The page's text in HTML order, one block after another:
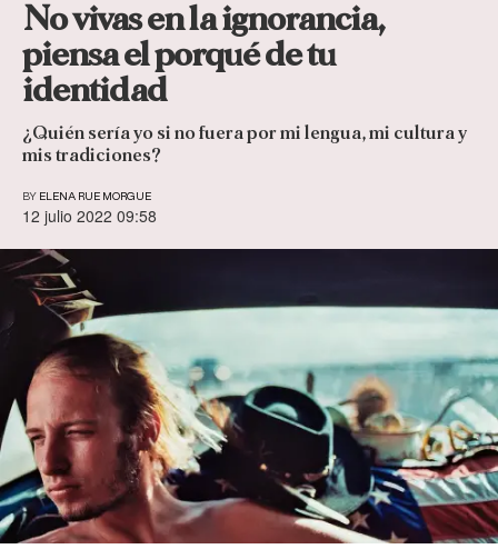
No vivas en la ignorancia,
piensa el porqué de tu
identidad
¿Quién sería yo si no fuera por mi lengua, mi cultura y
mis tradiciones?
BY ELENA RUE MORGUE
12 julio 2022 09:58